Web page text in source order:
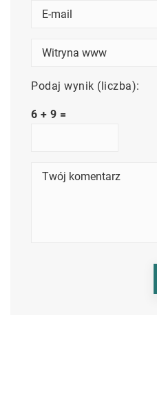
Podaj wynik (liczba):
6 + 9 =